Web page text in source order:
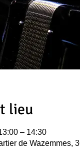
lieu
– 14:30
de Wazemmes,